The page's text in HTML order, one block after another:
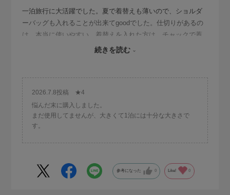
一泊旅行に大活躍でした。夏で着替えも薄いので、ショルダ
ーバッグも入れることが出来てgoodでした。仕切りがあるの
は、本当に使いやすい。着替えを入れた方は、チャックで蓋
が出来るので更にgoodです。友達にも好評でした。小さいト
続きを読む
2026.7.8投稿 ★4
悩んだ末に購入しました。
まだ使用してませんが、大きくて1泊には十分な大きさで
す。
参考になった 0 Like! 0